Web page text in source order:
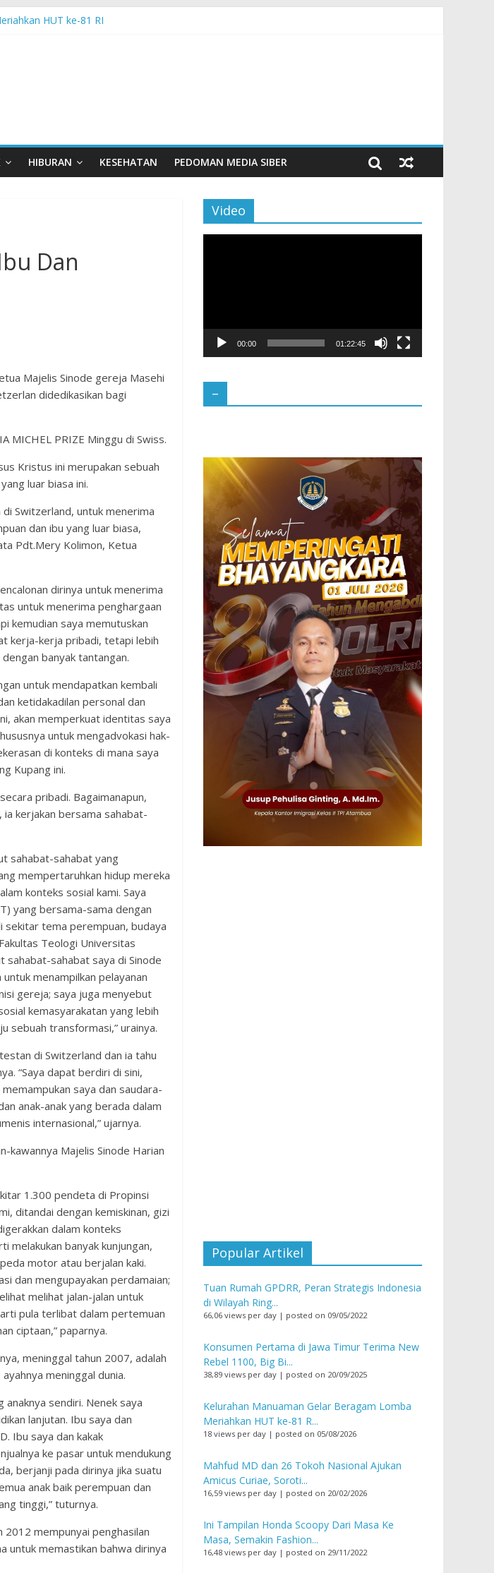
HUT ke-81 RI
Timur
Bangun Desa Desa, Tak Sekadar Laporan
HIBURAN KESEHATAN PEDOMAN MEDIA SIBER
Dan
Majelis Sinode gereja Masehi
didedikasikan bagi
MICHEL PRIZE Minggu di Swiss.
Kristus ini merupakan sebuah
luar biasa ini.
Switzerland, untuk menerima
dan ibu yang luar biasa,
Pdt.Mery Kolimon, Ketua
dirinya untuk menerima
untuk menerima penghargaan
kemudian saya memutuskan
kerja-kerja pribadi, tetapi lebih
banyak tantangan.
untuk mendapatkan kembali
ketidakadilan personal dan
akan memperkuat identitas saya
untuk mengadvokasi hak-
di konteks di mana saya
Kupang ini.
pribadi. Bagaimanapun,
kerjakan bersama sahabat-
sahabat-sahabat yang
mempertaruhkan hidup mereka
konteks sosial kami. Saya
yang bersama-sama dengan
sekitar tema perempuan, budaya
Teologi Universitas
sahabat-sahabat saya di Sinode
menampilkan pelayanan
gereja; saya juga menyebut
kemasyarakatan yang lebih
sebuah transformasi,” urainya.
di Switzerland dan ia tahu
“Saya dapat berdiri di sini,
saya dan saudara-
anak-anak yang berada dalam
internasional,” ujarnya.
kawannya Majelis Sinode Harian
1.300 pendeta di Propinsi
ditandai dengan kemiskinan, gizi
dalam konteks
melakukan banyak kunjungan,
motor atau berjalan kaki.
dan mengupayakan perdamaian;
melihat jalan-jalan untuk
pula terlibat dalam pertemuan
ciptaan,” paparnya.
meninggal tahun 2007, adalah
meninggal dunia.
sendiri. Nenek saya
lanjutan. Ibu saya dan
Ibu saya dan kakak
ke pasar untuk mendukung
berjanji pada dirinya jika suatu
anak baik perempuan dan
tinggi,” tuturnya.
2012 mempunyai penghasilan
untuk memastikan bahwa dirinya
Video
00:00 01:22:45
–
Popular Artikel
Tuan Rumah GPDRR, Peran Strategis Indonesia
di Wilayah Ring...
66,06 views per day | posted on 09/05/2022
Konsumen Pertama di Jawa Timur Terima New
Rebel 1100, Big Bi...
38,89 views per day | posted on 20/09/2025
Kelurahan Manuaman Gelar Beragam Lomba
Meriahkan HUT ke-81 R...
18 views per day | posted on 05/08/2026
Mahfud MD dan 26 Tokoh Nasional Ajukan
Amicus Curiae, Soroti...
16,59 views per day | posted on 20/02/2026
Ini Tampilan Honda Scoopy Dari Masa Ke
Masa, Semakin Fashion...
16,48 views per day | posted on 29/11/2022